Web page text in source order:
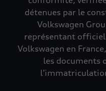
détenues par le
Volkswagen
représentant officiel
Volkswagen en
les documents